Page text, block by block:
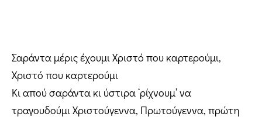
Σαράντα μέρις έχουμι Χριστό που καρτερούμι,
Χριστό που καρτερούμι
Κι απού σαράντα κι ύστιρα ‘ρίχνουμ’ να
τραγουδούμι Χριστούγεννα, Πρωτούγεννα, πρώτη